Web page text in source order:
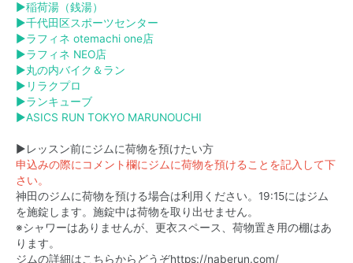
▶稲荷湯（銭湯）
▶千代田区スポーツセンター
▶ラフィネ otemachi one店
▶ラフィネ NEO店
▶丸の内バイク＆ラン
▶ リラクプロ
▶ランキューブ
▶ASICS RUN TOKYO MARUNOUCHI
▶レッスン前にジムに荷物を預けたい方
申込みの際にコメント欄にジムに荷物を預けることを記入して下
さい。
神田のジムに荷物を預ける場合は利用ください。19:15にはジム
を施錠します。施錠中は荷物を取り出せません。
※シャワーはありませんが、更衣スペース、荷物置き用の棚はあ
ります。
ジムの詳細はこちらからどうぞhttps://naberun.com/